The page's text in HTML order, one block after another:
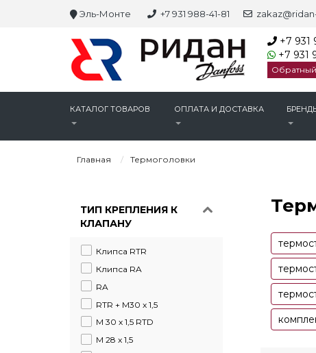
Эль-Монте +7 931 988-41-81
+7 931
+7 931
КАТАЛОГ ТОВАРОВ ОПЛАТА И ДОСТАВКА
Главная Термоголовки
ТИП КРЕПЛЕНИЯ К
КЛАПАНУ
Клипса RTR
Клипса RA
RA
RTR + M30 x 1,5
М 30 х 1,5 RTD
M 28 x 1,5